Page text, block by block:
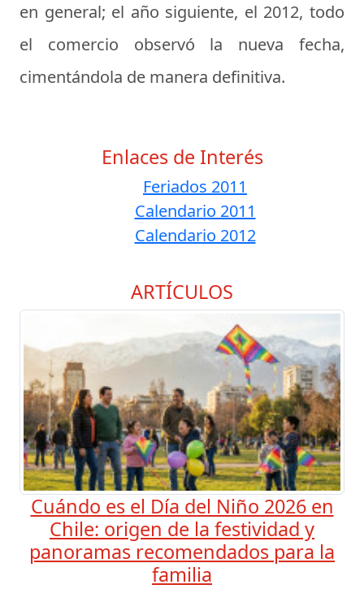
en general; el año siguiente, el 2012, todo
el comercio observó la nueva fecha,
cimentándola de manera definitiva.
Enlaces de Interés
Feriados 2011
Calendario 2011
Calendario 2012
ARTÍCULOS
Cuándo es el Día del Niño 2026 en
Chile: origen de la festividad y
panoramas recomendados para la
familia